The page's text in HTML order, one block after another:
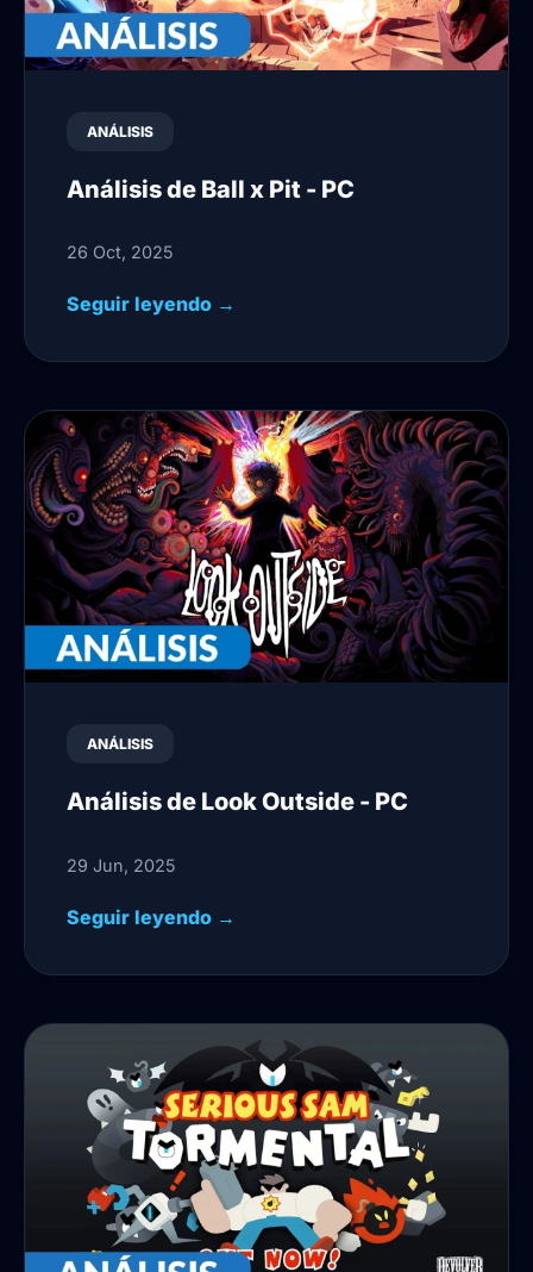
ANÁLISIS
Análisis de Ball x Pit - PC
26 Oct, 2025
Seguir leyendo →
ANÁLISIS
Análisis de Look Outside - PC
29 Jun, 2025
Seguir leyendo →